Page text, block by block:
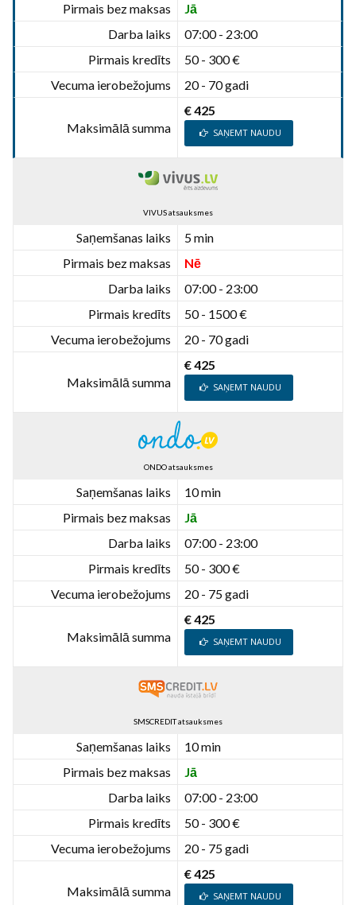
Pirmais bez maksas
Jā
Darba laiks
07:00 - 23:00
Pirmais kredīts
50 - 300 €
Vecuma ierobežojums
20 - 70 gadi
Maksimālā summa
€ 425
SAŅEMT NAUDU
VIVUS atsauksmes
Saņemšanas laiks
5 min
Pirmais bez maksas
Nē
Darba laiks
07:00 - 23:00
Pirmais kredīts
50 - 1500 €
Vecuma ierobežojums
20 - 70 gadi
Maksimālā summa
€ 425
SAŅEMT NAUDU
ONDO atsauksmes
Saņemšanas laiks
10 min
Pirmais bez maksas
Jā
Darba laiks
07:00 - 23:00
Pirmais kredīts
50 - 300 €
Vecuma ierobežojums
20 - 75 gadi
Maksimālā summa
€ 425
SAŅEMT NAUDU
SMSCREDIT atsauksmes
Saņemšanas laiks
10 min
Pirmais bez maksas
Jā
Darba laiks
07:00 - 23:00
Pirmais kredīts
50 - 300 €
Vecuma ierobežojums
20 - 75 gadi
Maksimālā summa
€ 425
SAŅEMT NAUDU